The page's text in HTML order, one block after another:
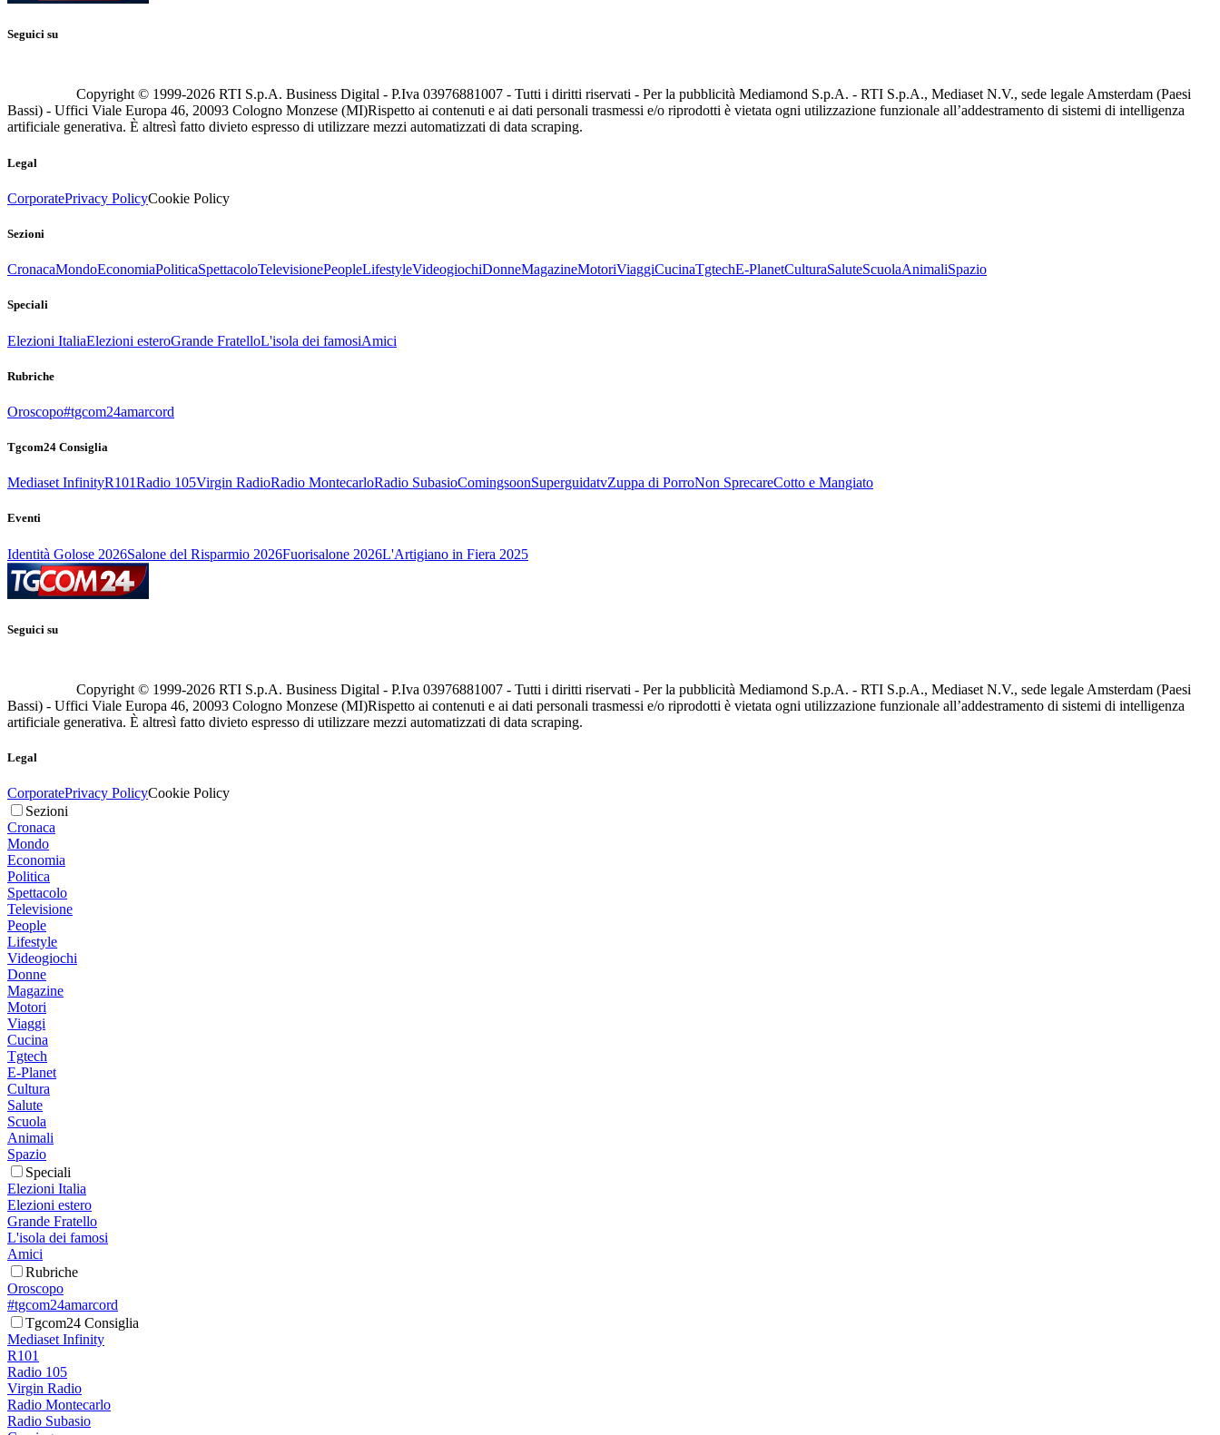
Seguici su
Copyright © 1999-2026 RTI S.p.A. Business Digital - P.Iva 03976881007 - Tutti i diritti riservati - Per la pubblicità Mediamond S.p.A. - RTI S.p.A., Mediaset N.V., sede legale Amsterdam (Paesi
Bassi) - Uffici Viale Europa 46, 20093 Cologno Monzese (MI)Rispetto ai contenuti e ai dati personali trasmessi e/o riprodotti è vietata ogni utilizzazione funzionale all’addestramento di sistemi di intelligenza
artificiale generativa. È altresì fatto divieto espresso di utilizzare mezzi automatizzati di data scraping.
Legal
CorporatePrivacy PolicyCookie Policy
Sezioni
CronacaMondoEconomiaPoliticaSpettacoloTelevisionePeopleLifestyleVideogiochiDonneMagazineMotoriViaggiCucinaTgtechE-PlanetCulturaSaluteScuolaAnimaliSpazio
Speciali
Elezioni ItaliaElezioni esteroGrande FratelloL'isola dei famosiAmici
Rubriche
Oroscopo#tgcom24amarcord
Tgcom24 Consiglia
Mediaset InfinityR101Radio 105Virgin RadioRadio MontecarloRadio SubasioComingsoonSuperguidatvZuppa di PorroNon SprecareCotto e Mangiato
Eventi
Identità Golose 2026Salone del Risparmio 2026Fuorisalone 2026L'Artigiano in Fiera 2025
Seguici su
Copyright © 1999-2026 RTI S.p.A. Business Digital - P.Iva 03976881007 - Tutti i diritti riservati - Per la pubblicità Mediamond S.p.A. - RTI S.p.A., Mediaset N.V., sede legale Amsterdam (Paesi
Bassi) - Uffici Viale Europa 46, 20093 Cologno Monzese (MI)Rispetto ai contenuti e ai dati personali trasmessi e/o riprodotti è vietata ogni utilizzazione funzionale all’addestramento di sistemi di intelligenza
artificiale generativa. È altresì fatto divieto espresso di utilizzare mezzi automatizzati di data scraping.
Legal
CorporatePrivacy PolicyCookie Policy
Sezioni
Cronaca
Mondo
Economia
Politica
Spettacolo
Televisione
People
Lifestyle
Videogiochi
Donne
Magazine
Motori
Viaggi
Cucina
Tgtech
E-Planet
Cultura
Salute
Scuola
Animali
Spazio
Speciali
Elezioni Italia
Elezioni estero
Grande Fratello
L'isola dei famosi
Amici
Rubriche
Oroscopo
#tgcom24amarcord
Tgcom24 Consiglia
Mediaset Infinity
R101
Radio 105
Virgin Radio
Radio Montecarlo
Radio Subasio